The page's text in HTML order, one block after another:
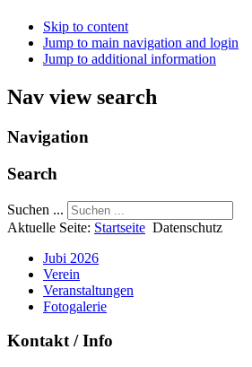
Skip to content
Jump to main navigation and login
Jump to additional information
Nav view search
Navigation
Search
Suchen ...
Aktuelle Seite: Startseite Datenschutz
Jubi 2026
Verein
Veranstaltungen
Fotogalerie
Kontakt / Info